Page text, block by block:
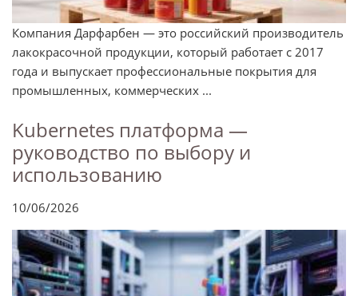
Компания Дарфарбен — это российский производитель
лакокрасочной продукции, который работает с 2017
года и выпускает профессиональные покрытия для
промышленных, коммерческих ...
Kubernetes платформа —
руководство по выбору и
использованию
10/06/2026